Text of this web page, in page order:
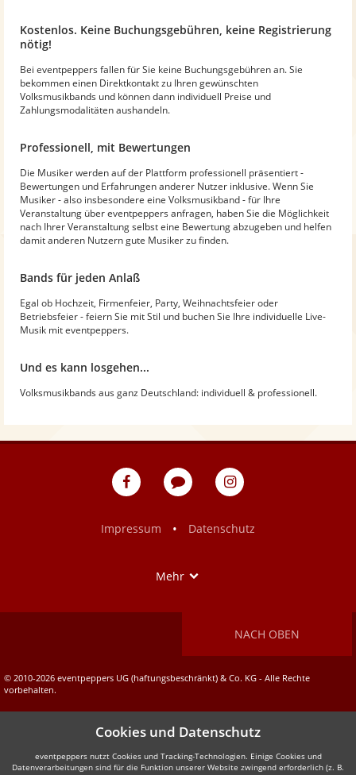
Kostenlos. Keine Buchungsgebühren, keine Registrierung
nötig!
Bei eventpeppers fallen für Sie keine Buchungsgebühren an. Sie
bekommen einen Direktkontakt zu Ihren gewünschten
Volksmusikbands und können dann individuell Preise und
Zahlungsmodalitäten aushandeln.
Professionell, mit Bewertungen
Die Musiker werden auf der Plattform professionell präsentiert -
Bewertungen und Erfahrungen anderer Nutzer inklusive. Wenn Sie
Musiker - also insbesondere eine Volksmusikband - für Ihre
Veranstaltung über eventpeppers anfragen, haben Sie die Möglichkeit
nach Ihrer Veranstaltung selbst eine Bewertung abzugeben und helfen
damit anderen Nutzern gute Musiker zu finden.
Bands für jeden Anlaß
Egal ob Hochzeit, Firmenfeier, Party, Weihnachtsfeier oder
Betriebsfeier - feiern Sie mit Stil und buchen Sie Ihre individuelle Live-
Musik mit eventpeppers.
Und es kann losgehen...
Volksmusikbands aus ganz Deutschland: individuell & professionell.
eventpeppers
Blog
eventpeppers
Impressum
• Datenschutz
Mehr
NACH OBEN
© 2010-2026 eventpeppers UG (haftungsbeschränkt) & Co. KG - Alle Rechte
vorbehalten.
Cookies und Datenschutz
eventpeppers nutzt Cookies und Tracking-Technologien. Einige Cookies und
Datenverarbeitungen sind für die Funktion unserer Website zwingend erforderlich (z. B.